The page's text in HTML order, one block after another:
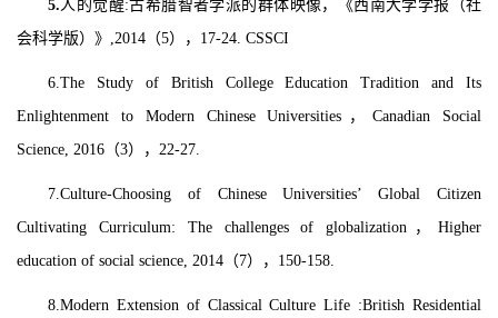
5.人的觉醒:古希腊智者学派的群体映像，《西南大学学报（社
会科学版）》,2014（5），17-24. CSSCI
6.The Study of British College Education Tradition and Its
Enlightenment to Modern Chinese Universities，Canadian Social
Science, 2016（3），22-27.
7.Culture-Choosing of Chinese Universities’ Global Citizen
Cultivating Curriculum: The challenges of globalization，Higher
education of social science, 2014（7），150-158.
8.Modern Extension of Classical Culture Life :British Residential